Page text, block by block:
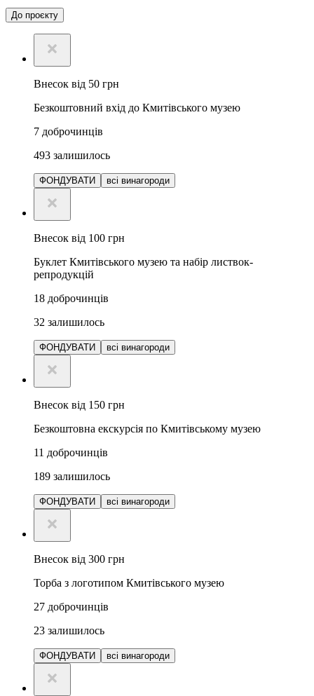
До проєкту
Внесок від 50 грн
Безкоштовний вхід до Кмитівського музею
7 доброчинців
493 залишилось
ФОНДУВАТИ всі винагороди
Внесок від 100 грн
Буклет Кмитівського музею та набір листвок-
репродукцій
18 доброчинців
32 залишилось
ФОНДУВАТИ всі винагороди
Внесок від 150 грн
Безкоштовна екскурсія по Кмитівському музею
11 доброчинців
189 залишилось
ФОНДУВАТИ всі винагороди
Внесок від 300 грн
Торба з логотипом Кмитівського музею
27 доброчинців
23 залишилось
ФОНДУВАТИ всі винагороди